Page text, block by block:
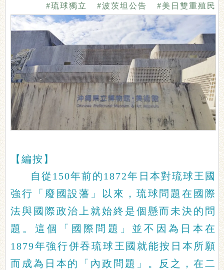
#美日雙重殖民
#波茨坦公告
#琉球獨立
【編按】
自從150年前的1872年日本對琉球王國
強行「廢國設藩」以來，琉球問題在國際
法與國際政治上就始終是個懸而未決的問
題。這個「國際問題」並不因為日本在
1879年強行併吞琉球王國就能按日本所願
而成為日本的「內政問題」。反之，在二